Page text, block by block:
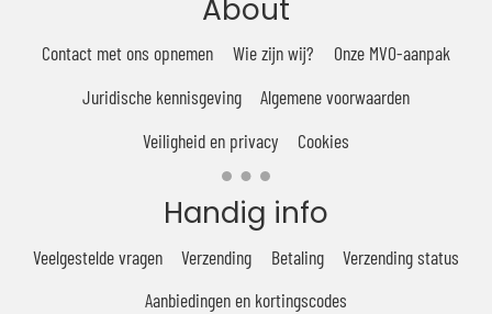
About
Contact met ons opnemen Wie zijn wij?
Onze MVO-aanpak
Juridische kennisgeving
Algemene voorwaarden
Veiligheid en privacy
Cookies
Handig info
Veelgestelde vragen Verzending Betaling
Verzending status
Aanbiedingen en kortingscodes